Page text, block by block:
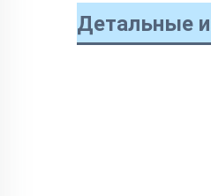
Детальные